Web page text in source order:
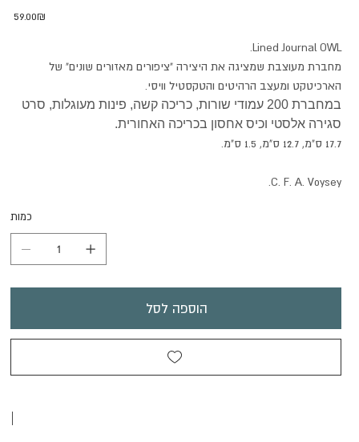
‏59.00 ‏₪
Lined Journal OWL.
מחברת מעוצבת שמציגה את היצירה "ציפורים מאזורים שונים" של
הארכיטקט ומעצב הרהיטים והטקסטיל וויסי.
במחברת 200 עמודי שורות, כריכה קשה, פינות מעוגלות, סרט
סגירה אלסטי וכיס אחסון בכריכה האחורית.
17.7 ס"מ, 12.7 ס"מ, 1.5 ס"מ.
C. F. A. Voysey.
כמות
הוספה לסל
|